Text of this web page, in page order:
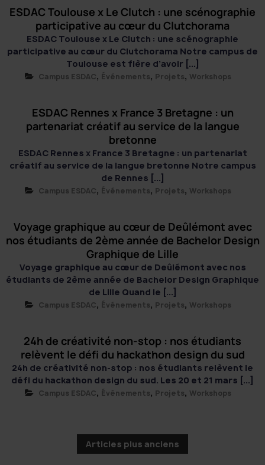
ESDAC Toulouse x Le Clutch : une scénographie
participative au cœur du Clutchorama
ESDAC Toulouse x Le Clutch : une scénographie
participative au cœur du Clutchorama Notre campus de
Toulouse est fière d’avoir [...]
Campus ESDAC, Événements, Projets, Workshops
ESDAC Rennes x France 3 Bretagne : un
partenariat créatif au service de la langue
bretonne
ESDAC Rennes x France 3 Bretagne : un partenariat
créatif au service de la langue bretonne Notre campus
de Rennes [...]
Campus ESDAC, Événements, Projets, Workshops
Voyage graphique au cœur de Deûlémont avec
nos étudiants de 2ème année de Bachelor Design
Graphique de Lille
Voyage graphique au cœur de Deûlémont avec nos
étudiants de 2ème année de Bachelor Design Graphique
de Lille Quand le [...]
Campus ESDAC, Événements, Projets, Workshops
24h de créativité non-stop : nos étudiants
relèvent le défi du hackathon design du sud
24h de créativité non-stop : nos étudiants relèvent le
défi du hackathon design du sud. Les 20 et 21 mars [...]
Campus ESDAC, Événements, Projets, Workshops
Articles plus anciens